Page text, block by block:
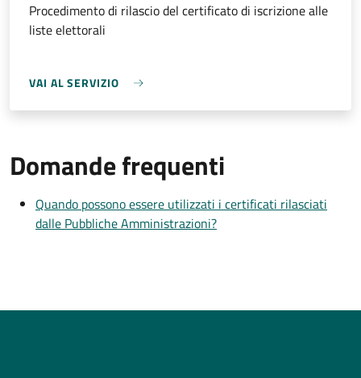
Procedimento di rilascio del certificato di iscrizione alle
liste elettorali
VAI AL SERVIZIO
Domande frequenti
Quando possono essere utilizzati i certificati rilasciati
dalle Pubbliche Amministrazioni?